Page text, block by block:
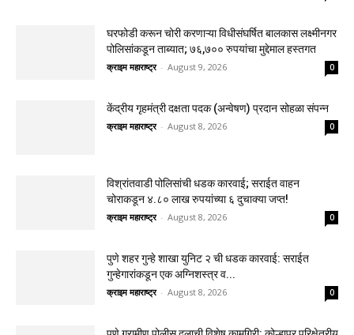
घरफोडी करून चोरी करणाऱ्या विधीसंघर्षित बालकास लक्ष्मीनगर
पोलिसांकडून ताब्यात; ७६,७०० रुपयांचा मुद्देमाल हस्तगत
क्राइम महाराष्ट्र - August 9, 2026 0
केंद्रीय गृहमंत्री दक्षता पदक (अन्वेषण) प्रदान सोहळा संपन्न
क्राइम महाराष्ट्र - August 8, 2026 0
विश्रांतवाडी पोलिसांची धडक कारवाई; सराईत वाहन
चोराकडून ४.८० लाख रुपयांच्या ६ दुचाक्या जप्त!
क्राइम महाराष्ट्र - August 8, 2026 0
पुणे शहर गुन्हे शाखा युनिट २ ची धडक कारवाई: सराईत
गुन्हेगारांकडून एक अग्निशस्त्र व...
क्राइम महाराष्ट्र - August 8, 2026 0